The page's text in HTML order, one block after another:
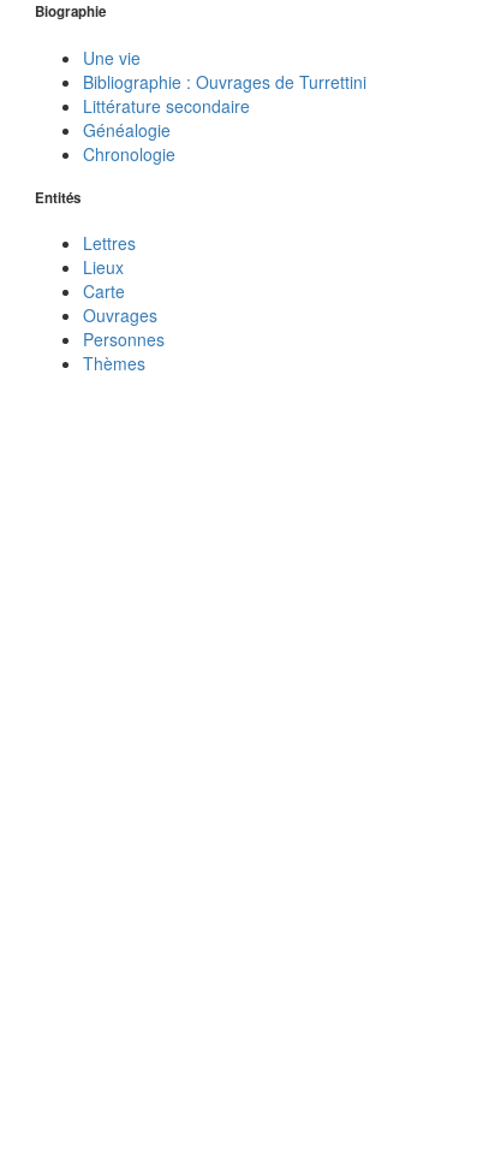
Biographie
Une vie
Bibliographie : Ouvrages de Turrettini
Littérature secondaire
Généalogie
Chronologie
Entités
Lettres
Lieux
Carte
Ouvrages
Personnes
Thèmes